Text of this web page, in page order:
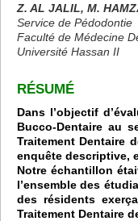
Z. AL JALIL, M.
Service de Pédodontie
Faculté de Médecine
Université Hassan II
RÉSUMÉ
Dans l’objectif
Bucco-Dentaire au
Traitement Dentaire
enquête descriptive,
Notre échantillon
l’ensemble des
des résidents
Traitement Dentaire